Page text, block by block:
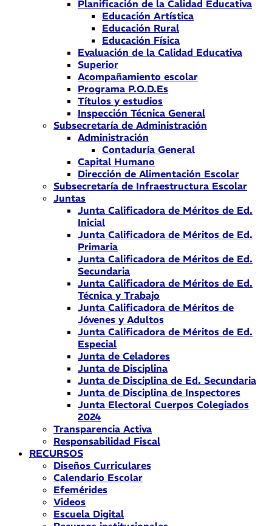
Planificación de la Calidad Educativa
Educación Artística
Educación Rural
Educación Física
Evaluación de la Calidad Educativa
Superior
Acompañamiento escolar
Programa P.O.D.Es
Títulos y estudios
Inspección Técnica General
Subsecretaría de Administración
Administración
Contaduría General
Capital Humano
Dirección de Alimentación Escolar
Subsecretaría de Infraestructura Escolar
Juntas
Junta Calificadora de Méritos de Ed.
Inicial
Junta Calificadora de Méritos de Ed.
Primaria
Junta Calificadora de Méritos de Ed.
Secundaria
Junta Calificadora de Méritos de Ed.
Técnica y Trabajo
Junta Calificadora de Méritos de
Jóvenes y Adultos
Junta Calificadora de Méritos de Ed.
Especial
Junta de Celadores
Junta de Disciplina
Junta de Disciplina de Ed. Secundaria
Junta de Disciplina de Inspectores
Junta Electoral Cuerpos Colegiados
2024
Transparencia Activa
Responsabilidad Fiscal
RECURSOS
Diseños Curriculares
Calendario Escolar
Efemérides
Videos
Escuela Digital